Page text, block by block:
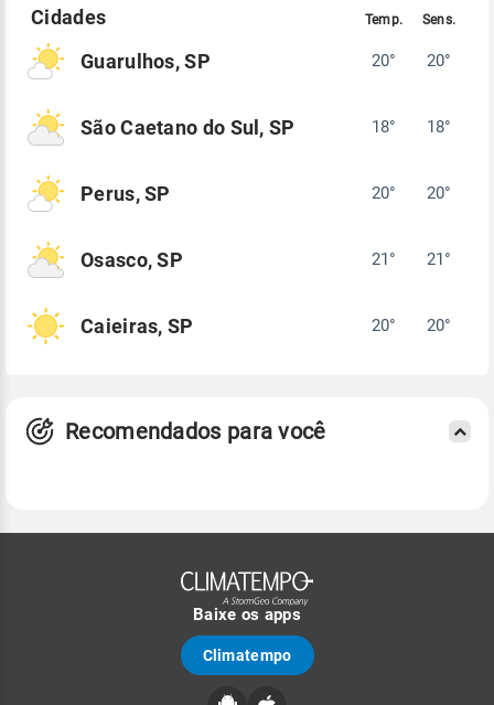
Guarulhos, SP 20° 20°
São Caetano do Sul, SP 18° 18°
Perus, SP 20° 20°
Osasco, SP 21° 21°
Caieiras, SP 20° 20°
Recomendados para você
Baixe os apps
Climatempo